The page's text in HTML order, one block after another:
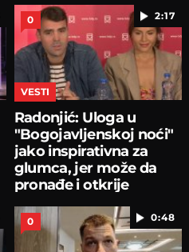
2:17
0
VESTI
Radonjić: Uloga u
"Bogojavljenskoj noći"
jako inspirativna za
glumca, jer može da
pronađe i otkrije
0:48
0